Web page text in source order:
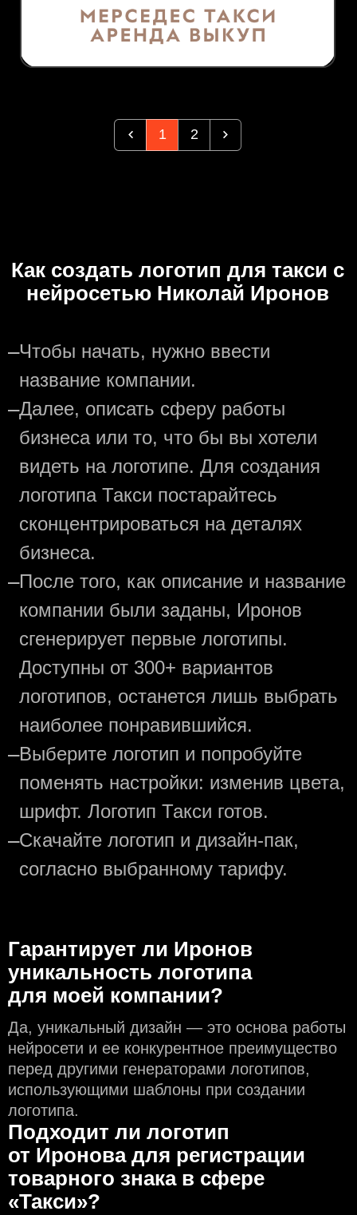
1 2
Как создать логотип для такси с
нейросетью Николай Иронов
—Чтобы начать, нужно ввести
название компании.
—Далее, описать сферу работы
бизнеса или то, что бы вы хотели
видеть на логотипе. Для создания
логотипа Такси постарайтесь
сконцентрироваться на деталях
бизнеса.
—После того, как описание и название
компании были заданы, Иронов
сгенерирует первые логотипы.
Доступны от 300+ вариантов
логотипов, останется лишь выбрать
наиболее понравившийся.
—Выберите логотип и попробуйте
поменять настройки: изменив цвета,
шрифт. Логотип Такси готов.
—Скачайте логотип и дизайн-пак,
согласно выбранному тарифу.
Гарантирует ли Иронов
уникальность логотипа
для моей компании?
Да, уникальный дизайн — это основа работы
нейросети и еe конкурентное преимущество
перед другими генераторами логотипов,
использующими шаблоны при создании
логотипа.
Подходит ли логотип
от Иронова для регистрации
товарного знака в сфере
«Такси»?